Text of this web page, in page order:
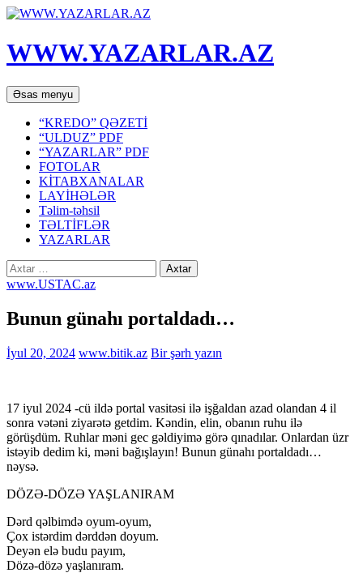
WWW.YAZARLAR.AZ
Axtar
Əsas menyu Mühtəviyyata
keç
“KREDO” QƏZETİ
“ULDUZ” PDF
“YAZARLAR” PDF
FOTOLAR
KİTABXANALAR
LAYİHƏLƏR
Təlim-təhsil
TƏLTİFLƏR
YAZARLAR
Axtarış:
www.USTAC.az
Bunun günahı portaldadı…
İyul 20, 2024 www.bitik.az Bir şərh yazın
17 iyul 2024 -cü ildə portal vasitəsi ilə işğaldan azad olandan 4 il
sonra vətəni ziyarətə getdim. Kəndin, elin, obanın ruhu ilə
görüşdüm. Ruhlar məni gec gəldiyimə görə qınadılar. Onlardan üzr
istəyib dedim ki, məni bağışlayın! Bunun günahı portaldadı…
nəysə.
DÖZƏ-DÖZƏ YAŞLANIRAM
Dərd qəlbimdə oyum-oyum,
Çox istərdim dərddən doyum.
Deyən elə budu payım,
Dözə-dözə yaşlanıram.